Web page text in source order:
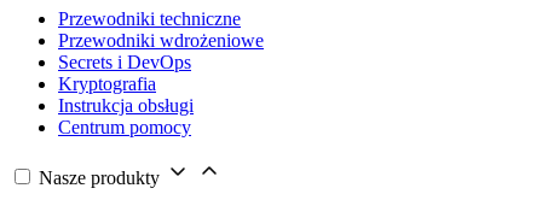
Przewodniki techniczne
Przewodniki wdrożeniowe
Secrets i DevOps
Kryptografia
Instrukcja obsługi
Centrum pomocy
Nasze produkty